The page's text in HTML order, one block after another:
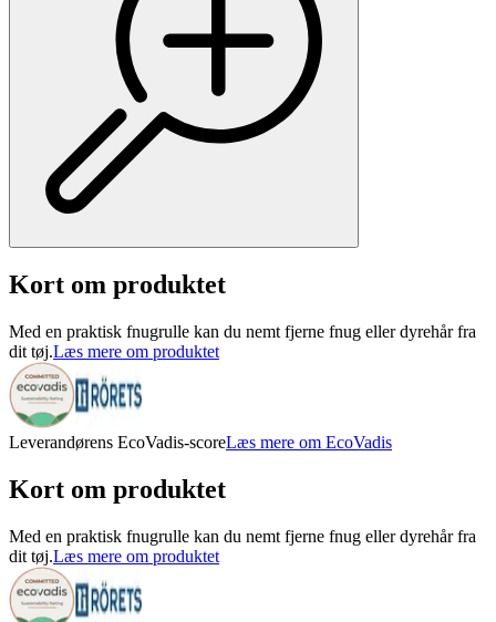
Kort om produktet
Med en praktisk fnugrulle kan du nemt fjerne fnug eller dyrehår fra
dit tøj.Læs mere om produktet
Leverandørens EcoVadis-scoreLæs mere om EcoVadis
Kort om produktet
Med en praktisk fnugrulle kan du nemt fjerne fnug eller dyrehår fra
dit tøj.Læs mere om produktet